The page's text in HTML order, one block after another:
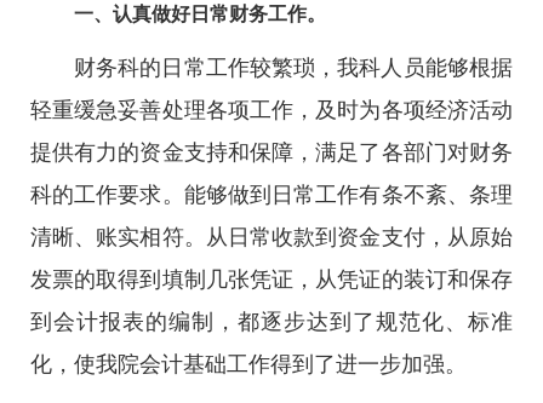
一、认真做好日常财务工作。
财务科的日常工作较繁琐，我科人员能够根据
轻重缓急妥善处理各项工作，及时为各项经济活动
提供有力的资金支持和保障，满足了各部门对财务
科的工作要求。能够做到日常工作有条不紊、条理
清晰、账实相符。从日常收款到资金支付，从原始
发票的取得到填制几张凭证，从凭证的装订和保存
到会计报表的编制，都逐步达到了规范化、标准
化，使我院会计基础工作得到了进一步加强。